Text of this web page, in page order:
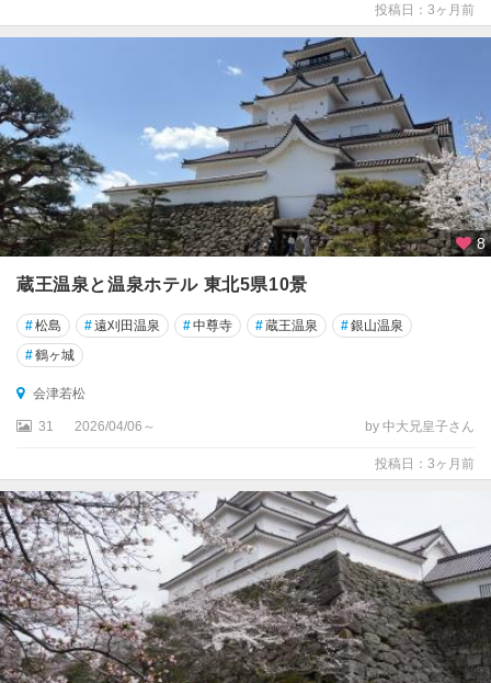
投稿日：3ヶ月前
8
蔵王温泉と温泉ホテル 東北5県10景
#松島 #遠刈田温泉 #中尊寺 #蔵王温泉 #銀山温泉
#鶴ヶ城
会津若松
31 2026/04/06～ by 中大兄皇子さん
投稿日：3ヶ月前